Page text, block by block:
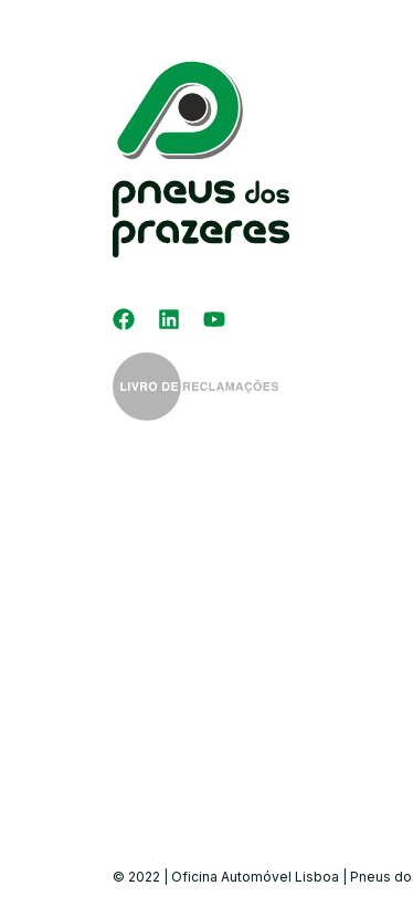
© 2022 | Oficina Automóvel Lisboa | Pneus